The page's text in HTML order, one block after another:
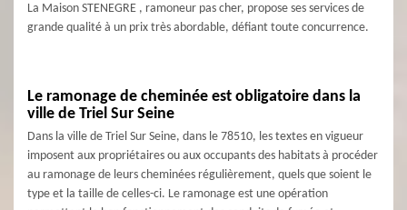
La Maison STENEGRE , ramoneur pas cher, propose ses services de
grande qualité à un prix très abordable, défiant toute concurrence.
Le ramonage de cheminée est obligatoire dans la
ville de Triel Sur Seine
Dans la ville de Triel Sur Seine, dans le 78510, les textes en vigueur
imposent aux propriétaires ou aux occupants des habitats à procéder
au ramonage de leurs cheminées régulièrement, quels que soient le
type et la taille de celles-ci. Le ramonage est une opération